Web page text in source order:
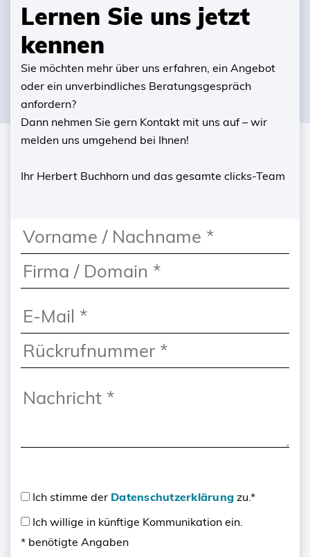
Lernen Sie uns jetzt
kennen
Sie möchten mehr über uns erfahren, ein Angebot
oder ein unverbindliches Beratungsgespräch
anfordern?
Dann nehmen Sie gern Kontakt mit uns auf – wir
melden uns umgehend bei Ihnen!
Ihr Herbert Buchhorn und das gesamte clicks-Team
Ich stimme der Datenschutzerklärung zu.*
Ich willige in künftige Kommunikation ein.
* benötigte Angaben